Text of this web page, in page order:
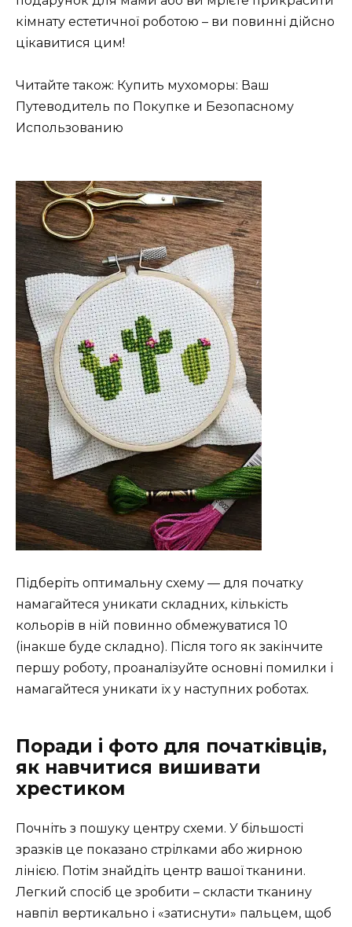
кімнату естетичної роботою – ви повинні дійсно
цікавитися цим!
Читайте також: Купить мухоморы: Ваш
Путеводитель по Покупке и Безопасному
Использованию
Підберіть оптимальну схему — для початку
намагайтеся уникати складних, кількість
кольорів в ній повинно обмежуватися 10
(інакше буде складно). Після того як закінчите
першу роботу, проаналізуйте основні помилки і
намагайтеся уникати їх у наступних роботах.
Поради і фото для початківців,
як навчитися вишивати
хрестиком
Почніть з пошуку центру схеми. У більшості
зразків це показано стрілками або жирною
лінією. Потім знайдіть центр вашої тканини.
Легкий спосіб це зробити – скласти тканину
навпіл вертикально і «затиснути» пальцем, щоб